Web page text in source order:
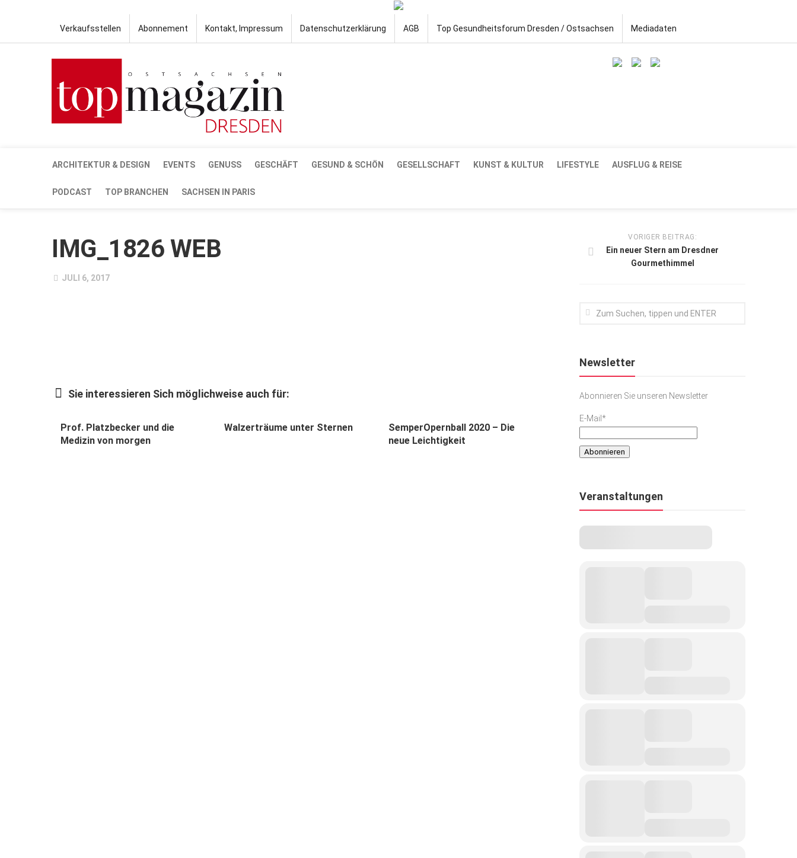
Verkaufsstellen Abonnement Kontakt, Impressum Datenschutzerklärung AGB Top Gesundheitsforum Dresden / Ostsachsen Mediadaten
ARCHITEKTUR & DESIGN EVENTS GENUSS GESCHÄFT GESUND & SCHÖN GESELLSCHAFT KUNST & KULTUR LIFESTYLE AUSFLUG & REISE
PODCAST TOP BRANCHEN SACHSEN IN PARIS
IMG_1826 WEB
JULI 6, 2017
Sie interessieren Sich möglichweise auch für:
Prof. Platzbecker und die
Medizin von morgen
Walzerträume unter Sternen
SemperOpernball 2020 – Die
neue Leichtigkeit
VORIGER BEITRAG:
Ein neuer Stern am Dresdner
Gourmethimmel
Newsletter
Abonnieren Sie unseren Newsletter
E-Mail*
Veranstaltungen